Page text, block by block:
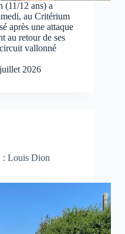
(11/12 ans) a
au Critérium
après une attaque
au retour de ses
vallonné
2026
: Louis Dion